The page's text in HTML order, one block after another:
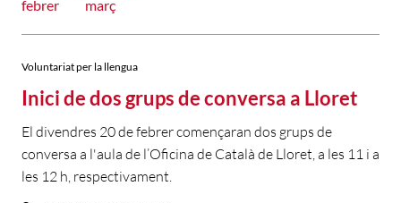
febrer març
Voluntariat per la llengua
Inici de dos grups de conversa a Lloret
El divendres 20 de febrer començaran dos grups de
conversa a l'aula de l’Oficina de Català de Lloret, a les 11 i a
les 12 h, respectivament.